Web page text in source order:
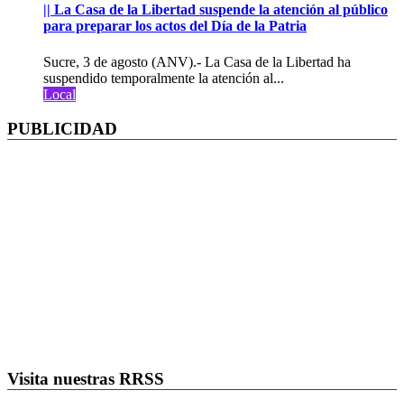
|| La Casa de la Libertad suspende la atención al público
para preparar los actos del Día de la Patria
Sucre, 3 de agosto (ANV).- La Casa de la Libertad ha
suspendido temporalmente la atención al...
Local
PUBLICIDAD
Visita nuestras RRSS